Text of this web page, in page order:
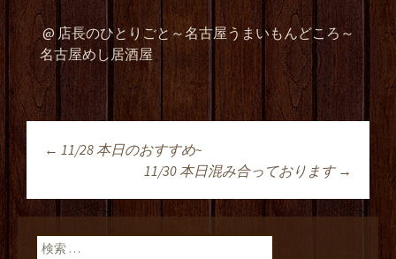
@ 店長のひとりごと～名古屋うまいもんどころ～
名古屋めし居酒屋
投稿ナビゲーショ
ン
← 11/28 本日のおすすめ~
11/30 本日混み合っております →
検索: